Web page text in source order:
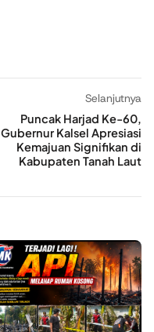
Selanjutnya
Puncak Harjad Ke-60,
Gubernur Kalsel Apresiasi
Kemajuan Signifikan di
Kabupaten Tanah Laut